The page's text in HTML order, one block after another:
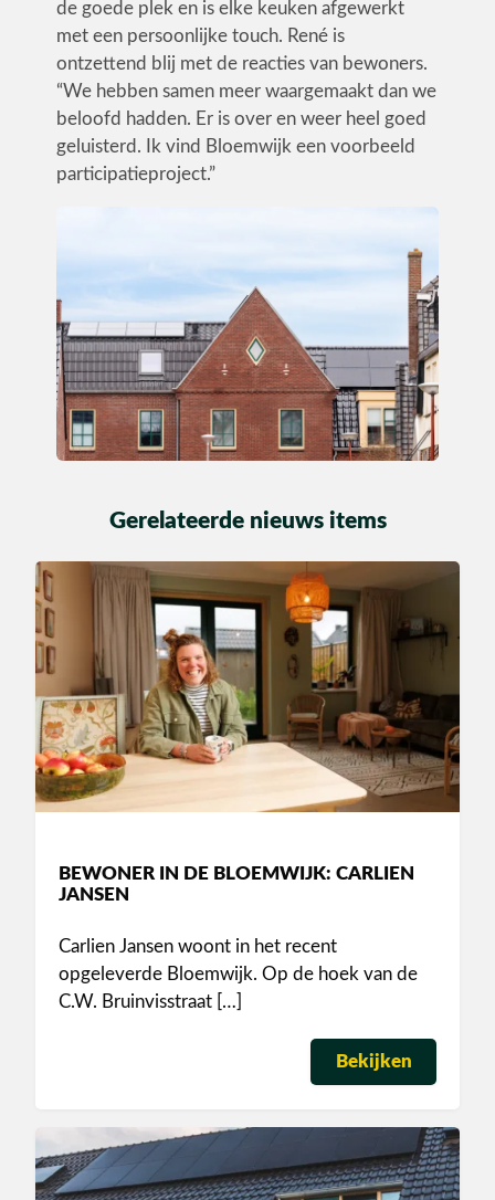
de goede plek en is elke keuken afgewerkt
met een persoonlijke touch. René is
ontzettend blij met de reacties van bewoners.
“We hebben samen meer waargemaakt dan we
beloofd hadden. Er is over en weer heel goed
geluisterd. Ik vind Bloemwijk een voorbeeld
participatieproject.”
Gerelateerde nieuws items
BEWONER IN DE BLOEMWIJK: CARLIEN
JANSEN
Carlien Jansen woont in het recent
opgeleverde Bloemwijk. Op de hoek van de
C.W. Bruinvisstraat […]
Bekijken